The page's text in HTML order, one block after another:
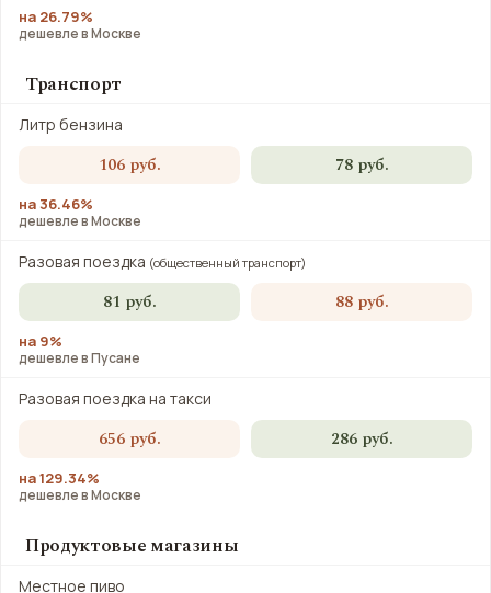
на 26.79%
дешевле в Москве
Транспорт
Литр бензина
106 руб. 78 руб.
на 36.46%
дешевле в Москве
Разовая поездка (общественный транспорт)
81 руб. 88 руб.
на 9%
дешевле в Пусане
Разовая поездка на такси
656 руб. 286 руб.
на 129.34%
дешевле в Москве
Продуктовые магазины
Местное пиво